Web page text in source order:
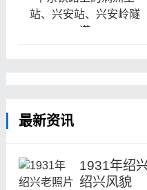
站、兴安站、兴安岭隧
道
最新资讯
1931年绍
绍兴风貌